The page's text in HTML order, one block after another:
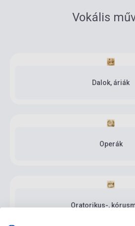
Vokális
Dalok, áriák
Operák
Oratorikus-,